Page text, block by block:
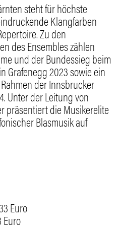
steht für höchste
Klangfarben
Zu den
des Ensembles zählen
und der Bundessieg beim
Grafenegg 2023 sowie ein
der Innsbrucker
Unter der Leitung von
präsentiert die Musikerelite
Blasmusik auf
Euro